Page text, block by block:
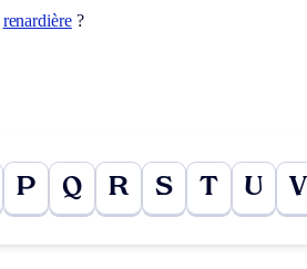
renardière?
P Q R S T U V